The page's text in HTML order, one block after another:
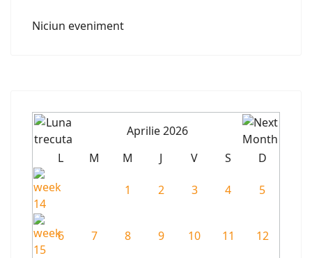
Niciun eveniment
Aprilie 2026
L
M M J V S D
1 2 3 4 5
6 7 8 9 10 11 12